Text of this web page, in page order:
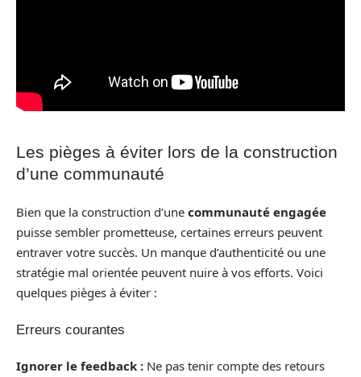
Les pièges à éviter lors de la construction
d’une communauté
Bien que la construction d’une communauté engagée
puisse sembler prometteuse, certaines erreurs peuvent
entraver votre succès. Un manque d’authenticité ou une
stratégie mal orientée peuvent nuire à vos efforts. Voici
quelques pièges à éviter :
Erreurs courantes
Ignorer le feedback : Ne pas tenir compte des retours